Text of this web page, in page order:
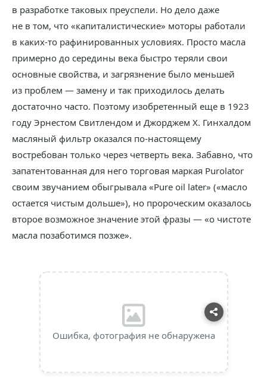
в разработке таковых преуспели. Но дело даже
не в том, что «капиталистические» моторы работали
в каких-то рафинированных условиях. Просто масла
примерно до середины века быстро теряли свои
основные свойства, и загрязнение было меньшей
из проблем — замену и так приходилось делать
достаточно часто. Поэтому изобретенный еще в 1923
году Эрнестом Свитлендом и Джорджем Х. Гинхалдом
масляный фильтр оказался по‑настоящему
востребован только через четверть века. Забавно, что
запатентованная для него торговая маркая Purolator
своим звучанием обыгрывала «Pure oil later» («масло
остается чистым дольше»), но пророческим оказалось
второе возможное значение этой фразы — «о чистоте
масла позаботимся позже».
Ошибка, фотография не обнаружена